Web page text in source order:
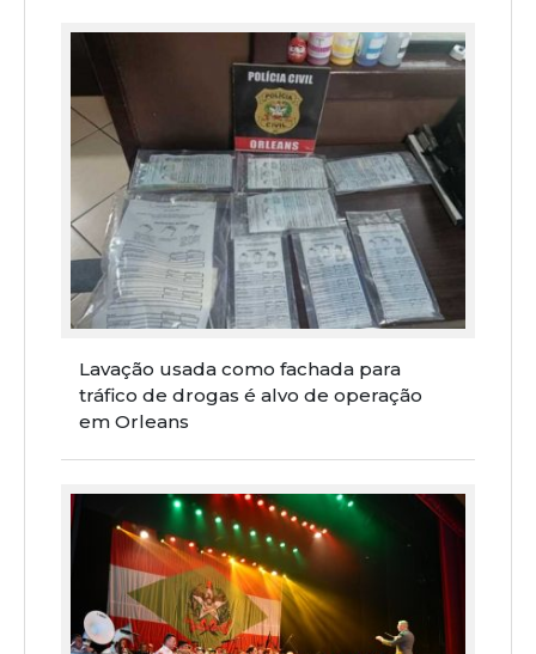
Lavação usada como fachada para
tráfico de drogas é alvo de operação
em Orleans